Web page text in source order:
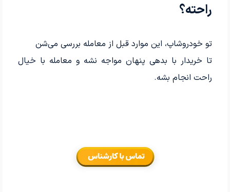
راحته؟
تو خودروشاپ، این موارد قبل از معامله بررسی می‌شن
تا خریدار با بدهی پنهان مواجه نشه و معامله با خیال
راحت انجام بشه.